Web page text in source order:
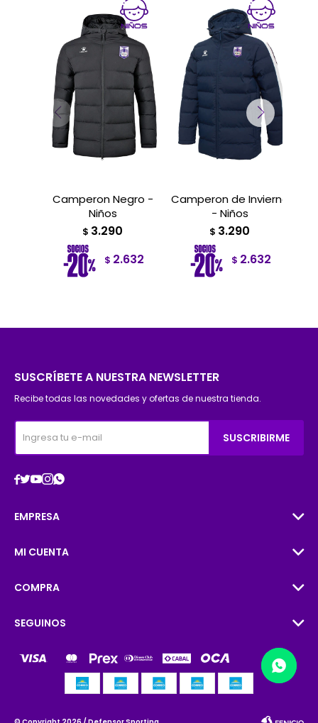
Camperon Negro -
Niños
$ 3.290
$ 2.632
Camperon de Invierno
- Niños
$ 3.290
$ 2.632
SUSCRÍBETE A NUESTRA NEWSLETTER
Recibe todas las novedades y ofertas de nuestra tienda.
SUSCRIBIRME

EMPRESA
MI CUENTA
COMPRA
SEGUINOS